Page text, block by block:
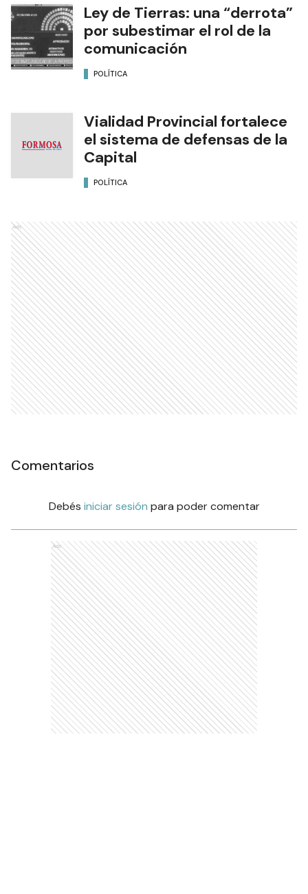
Ley de Tierras: una “derrota”
por subestimar el rol de la
comunicación
POLÍTICA
Vialidad Provincial fortalece
el sistema de defensas de la
Capital
POLÍTICA
Ads
Comentarios
Debés iniciar sesión para poder comentar
Ads